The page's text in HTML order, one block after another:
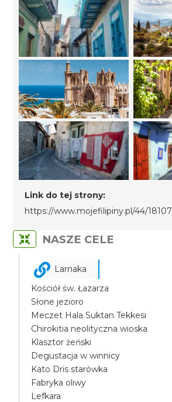
Link do tej strony:
https://www.mojefilipiny.pl/44/18107
NASZE CELE
Larnaka
Kościół św. Łazarza
Słone jezioro
Meczet Hala Suktan Tekkesi
Chirokitia neolityczna wioska
Klasztor żeński
Degustacja w winnicy
Kato Dris starówka
Fabryka oliwy
Lefkara